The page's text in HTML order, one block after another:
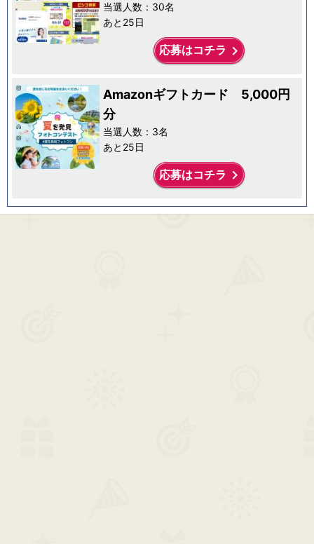
当選人数：30名
あと25日
応募はコチラ keyboard_arrow_right
Amazonギフトカード 5,000円
分
当選人数：3名
あと25日
応募はコチラ keyboard_arrow_right